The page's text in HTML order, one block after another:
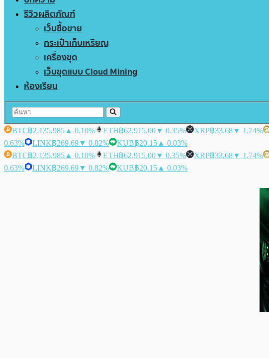
รีวิวผลิตภัณฑ์
เว็บซื้อขาย
กระเป๋าเก็บเหรียญ
เครื่องขุด
เว็บขุดแบบ Cloud Mining
ห้องเรียน
BTC฿2,135,985 ▲ 0.10% ETH฿62,915.00▼ 0.35% XRP฿33.68▼ 1.74%
0.63%
LINK฿269.69▼ 0.82% KUB฿20.15 ▲ 0.03%
BTC฿2,135,985 ▲ 0.10% ETH฿62,915.00▼ 0.35% XRP฿33.68▼ 1.74%
0.63%
LINK฿269.69▼ 0.82% KUB฿20.15 ▲ 0.03%